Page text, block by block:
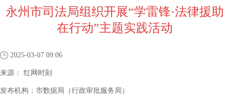
永州市司法局组织开展“学雷锋·法律援助
在行动”主题实践活动
2025-03-07 09:06
来源： 红网时刻
发布机构： 市数据局（行政审批服务局）